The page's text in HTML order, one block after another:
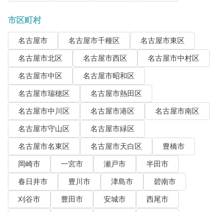
市区町村
名古屋市 名古屋市千種区
名古屋市東区
名古屋市北区
名古屋市西区
名古屋市中村区
名古屋市中区
名古屋市昭和区
名古屋市瑞穂区
名古屋市熱田区
名古屋市中川区
名古屋市港区
名古屋市南区
名古屋市守山区
名古屋市緑区
名古屋市名東区
名古屋市天白区
豊橋市
岡崎市
一宮市 瀬戸市
半田市
春日井市
豊川市 津島市
碧南市
刈谷市
豊田市 安城市
西尾市